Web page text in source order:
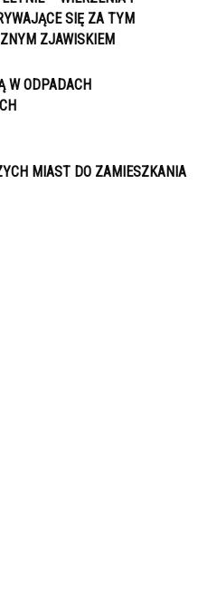
SIĘ ZA TYM
ZJAWISKIEM
W ODPADACH
MIAST DO ZAMIESZKANIA